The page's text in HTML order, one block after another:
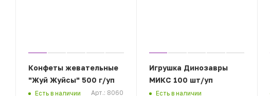
Конфеты жевательные
"Жуй Жуйсы" 500 г/уп
Есть в наличии Арт.: 8060
Игрушка Динозавры
МИКС 100 шт/уп
Есть в наличии